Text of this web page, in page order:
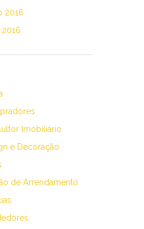
2016
2016
Imobiliário
e Decoração
de Arrendamento